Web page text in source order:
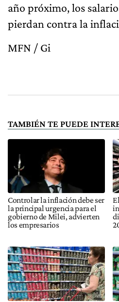
año próximo, los
pierdan contra la
MFN / Gi
TAMBIÉN TE PUEDE
Controlar la inflación debe ser
la principal urgencia para el
gobierno de Milei, advierten
los empresarios